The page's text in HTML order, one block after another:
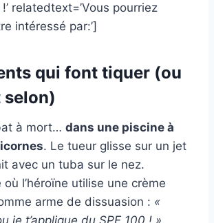
relatedtext=’Vous pourriez
intéressé par:’]
qui font tiquer (ou
selon)
à mort… dans une piscine à
. Le tueur glisse sur un jet
avec un tuba sur le nez.
où l’héroïne utilise une crème
arme de dissuasion : «